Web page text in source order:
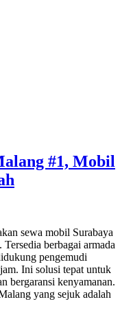
#1, Mobil
sewa mobil Surabaya
berbagai armada
pengemudi
Ini solusi tepat untuk
bergaransi kenyamanan.
yang sejuk adalah